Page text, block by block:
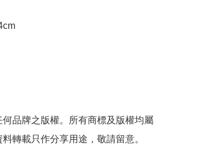
品牌之版權。所有商標及版權均屬
轉載只作分享用途，敬請留意。